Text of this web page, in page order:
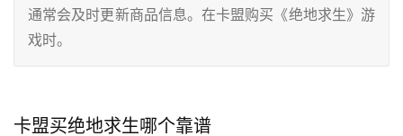
通常会及时更新商品信息。在卡盟购买《绝地求生》游
戏时。
卡盟买绝地求生哪个靠谱